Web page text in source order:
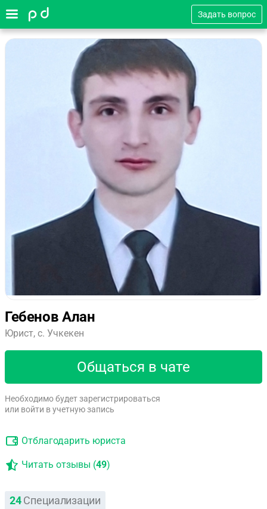
Задать вопрос
Гебенов Алан
Юрист, с. Учкекен
Общаться в чате
Необходимо будет зарегистрироваться
или войти в учетную запись
Отблагодарить юриста
Читать отзывы (49)
24 Специализации